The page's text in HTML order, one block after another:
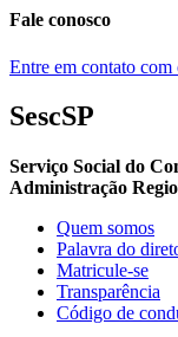
Fale conosco
Entre em contato com
SescSP
Serviço Social do
Administração
Quem somos
Palavra do
Matricule-se
Transparência
Código de